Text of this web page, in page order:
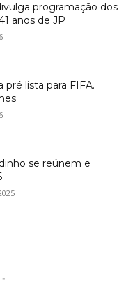
programação dos
anos de JP
lista para FIFA.
se reúnem e
-